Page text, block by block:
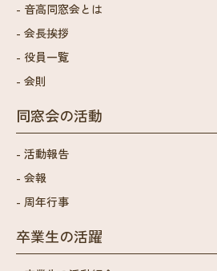
音高同窓会とは
会長挨拶
役員一覧
会則
同窓会の活動
活動報告
会報
周年行事
卒業生の活躍